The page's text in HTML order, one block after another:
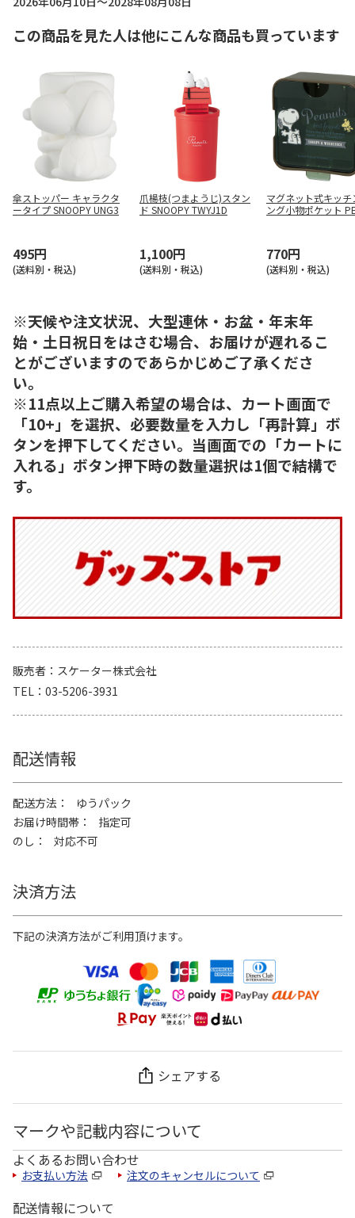
この商品を見た人は他にこんな商品も買っています
傘ストッパー キャラクタ
ータイプ SNOOPY UNG3
495円
(送料別・税込)
爪楊枝(つまようじ)スタン
ド SNOOPY TWYJ1D
1,100円
(送料別・税込)
マグネット式キッチ
ング小物ポケット
770円
(送料別・税込)
※天候や注文状況、大型連休・お盆・年末年
始・土日祝日をはさむ場合、お届けが遅れるこ
とがございますのであらかじめご了承くださ
い。
※11点以上ご購入希望の場合は、カート画面で
「10+」を選択、必要数量を入力し「再計算」ボ
タンを押下してください。当画面での「カートに
入れる」ボタン押下時の数量選択は1個で結構で
す。
販売者
スケーター株式会社
TEL
03-5206-3931
配送情報
配送方法
ゆうパック
お届け時間帯
指定可
のし
対応不可
決済方法
下記の決済方法がご利用頂けます。
シェアする
マークや記載内容について
よくあるお問い合わせ
お支払い方法 注文のキャンセルについて
配送情報について